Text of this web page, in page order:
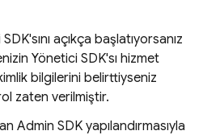
açıkça başlatıyorsanız
Yönetici SDK'sı hizmet
bilgilerini belirttiyseniz
zaten verilmiştir.
Admin SDK yapılandırmasıyla